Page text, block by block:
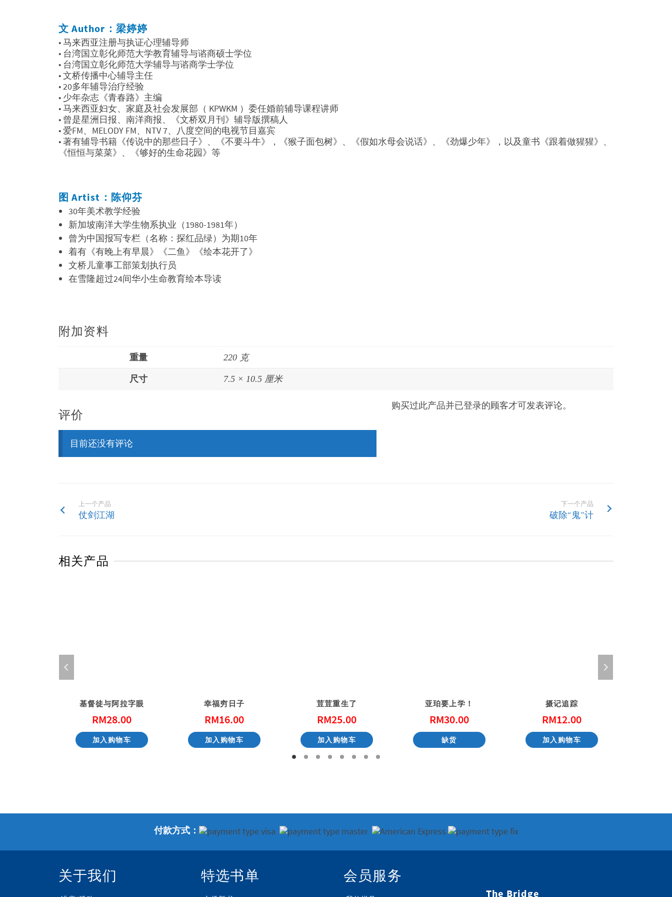
文 Author： 梁婷婷
• 马来西亚注册与执证心理辅导师
• 台湾国立彰化师范大学教育辅导与谘商硕士学位
• 台湾国立彰化师范大学辅导与谘商学士学位
• 文桥传播中心辅导主任
• 20多年辅导治疗经验
• 少年杂志《青春路》主编
• 马来西亚妇女、家庭及社会发展部（ KPWKM ）委任婚前辅导课程讲师
• 曾是星洲日报、南洋商报、《文桥双月刊》辅导版撰稿人
• 爱FM、MELODY FM、NTV 7、八度空间的电视节目嘉宾
• 著有辅导书籍《传说中的那些日子》、《不要斗牛》，《猴子面包树》、《假如水母会说话》、《劲爆少年》，以及童书《跟着做猩猩》、
《恒恒与菜菜》、《够好的生命花园》等
图 Artist：陈仰芬
30年美术教学经验
新加坡南洋大学生物系执业（1980-1981年）
曾为中国报写专栏（名称：探红品绿）为期10年
着有《有晚上有早晨》《二鱼》《绘本花开了》
文桥儿童事工部策划执行员
在雪隆超过24间华小生命教育绘本导读
附加资料
重量 220 克
尺寸 7.5 × 10.5 厘米
评价
目前还没有评论
购买过此产品并已登录的顾客才可发表评论。
上一个产品
仗剑江湖
下一个产品
破除“鬼”计
相关产品
基督徒与阿拉字眼
RM28.00
加入购物车
幸福穷日子
RM16.00
加入购物车
荳荳重生了
RM25.00
加入购物车
亚珀要上学！
RM30.00
缺货
摄记追踪
RM12.00
加入购物车
付款方式：
关于我们 特选书单 会员服务
The Bridge